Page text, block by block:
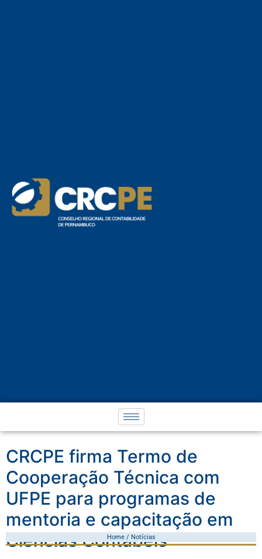
CRCPE firma Termo de
Cooperação Técnica com
UFPE para programas de
mentoria e capacitação em
Ciências Contábeis
Home / Notícias